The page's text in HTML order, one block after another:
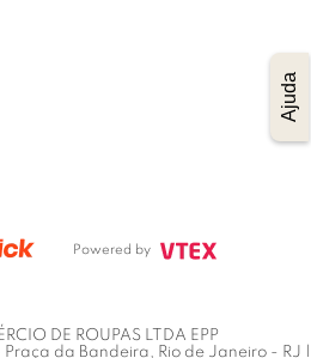
Ajuda
Powered by
DE ROUPAS LTDA EPP
da Bandeira, Rio de Janeiro - RJ |